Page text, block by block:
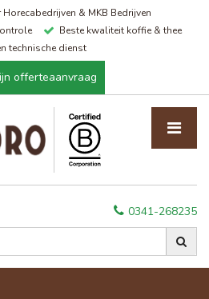
& MKB Bedrijven
Beste kwaliteit koffie & thee
technische dienst
offerteaanvraag
0341-268235